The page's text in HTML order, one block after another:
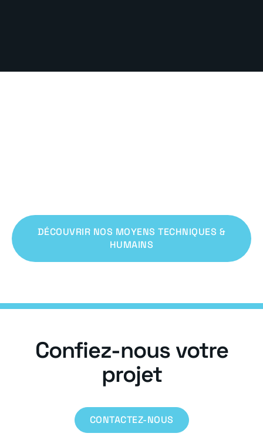
DÉCOUVRIR NOS MOYENS TECHNIQUES &
HUMAINS
Confiez-nous votre
projet
CONTACTEZ-NOUS